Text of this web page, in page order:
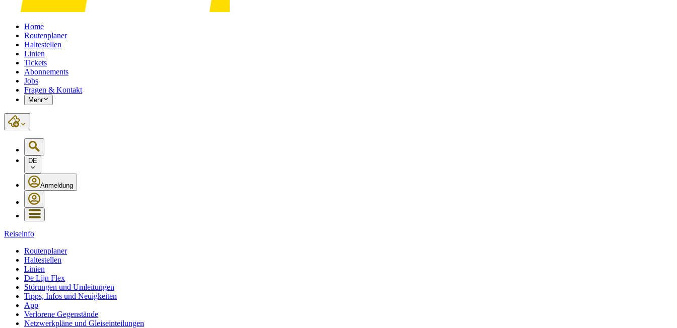
Home
Routenplaner
Haltestellen
Linien
Tickets
Abonnements
Jobs
Fragen & Kontakt
Mehr
DE
Anmeldung
Reiseinfo
Routenplaner
Haltestellen
Linien
De Lijn Flex
Störungen und Umleitungen
Tipps, Infos und Neuigkeiten
App
Verlorene Gegenstände
Netzwerkpläne und Gleiseinteilungen